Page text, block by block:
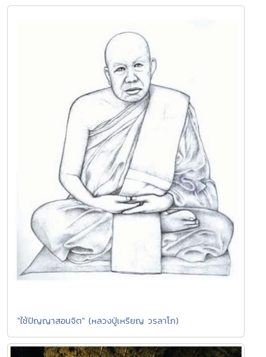
"ใช้ปัญญาสอนจิต" (หลวงปู่เหรียญ วรลาโภ)